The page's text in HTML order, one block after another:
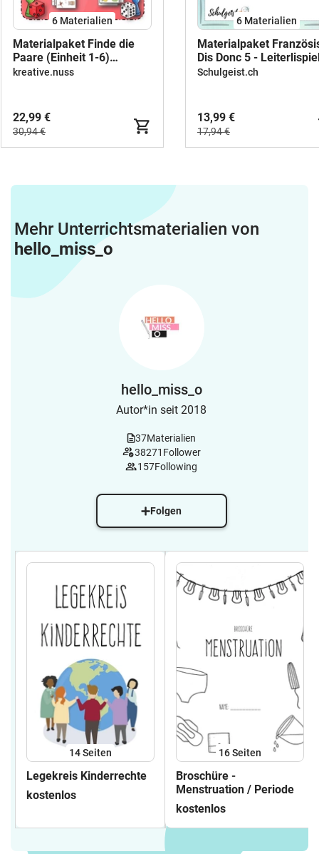
6 Materialien
Materialpaket Finde die
Paare (Einheit 1-6)
Französisch (Spiele)
kreative.nuss
22,99 €
30,94 €
6 Materialien
Materialpaket
Dis Donc 5 -
(plus)
Schulgeist.ch
13,99 €
17,94 €
Mehr Unterrichtsmaterialien von
hello_miss_o
hello_miss_o
Autor*in seit 2018
37Materialien
38271 Follower
157Following
Folgen
14Seiten
Legekreis Kinderrechte
kostenlos
16Seiten
Broschüre -
Menstruation / Periode
kostenlos